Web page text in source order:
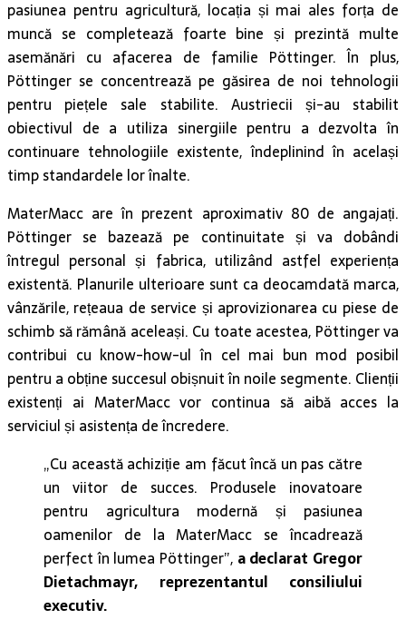
pasiunea pentru agricultură, locația și mai ales forța de
muncă se completează foarte bine și prezintă multe
asemănări cu afacerea de familie Pöttinger. În plus,
Pöttinger se concentrează pe găsirea de noi tehnologii
pentru piețele sale stabilite. Austriecii și-au stabilit
obiectivul de a utiliza sinergiile pentru a dezvolta în
continuare tehnologiile existente, îndeplinind în același
timp standardele lor înalte.
MaterMacc are în prezent aproximativ 80 de angajați.
Pöttinger se bazează pe continuitate și va dobândi
întregul personal și fabrica, utilizând astfel experiența
existentă. Planurile ulterioare sunt ca deocamdată marca,
vânzările, rețeaua de service și aprovizionarea cu piese de
schimb să rămână aceleași. Cu toate acestea, Pöttinger va
contribui cu know-how-ul în cel mai bun mod posibil
pentru a obține succesul obișnuit în noile segmente. Clienții
existenți ai MaterMacc vor continua să aibă acces la
serviciul și asistența de încredere.
„Cu această achiziție am făcut încă un pas către
un viitor de succes. Produsele inovatoare
pentru agricultura modernă și pasiunea
oamenilor de la MaterMacc se încadrează
perfect în lumea Pöttinger”, a declarat Gregor
Dietachmayr, reprezentantul consiliului
executiv.